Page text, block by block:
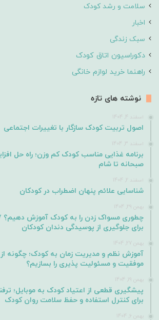
سلامت و رشد کودک
اخبار
سبک زندگی
دکوراسیون اتاق کودک
راهنما خرید لوازم خانگی
نوشته های تازه
اسفند 4, 1404
اصول تربیت کودک سازگار با تغییرات اجتماعی
اسفند 3, 1404
برنامه غذایی مناسب کودک کم وزن؛ راه حل
صبحانه تا شام
اسفند 2, 1404
شناسایی علائم پنهان اضطراب در کودکان
بهمن 29, 1404
برای جلوگیری از پوسیدگی دندان کودکان
بهمن 27, 1404
آموزش نظم و مدیریت زمان به کودک؛ چگونه
موفقیت و مسئولیت پذیری را بسازیم؟
بهمن 19, 1404
پیشگیری قطعی از اعتیاد کودک به موبایل؛
برای کنترل استفاده و حفظ سلامت روان کودک
بهمن 6, 1404